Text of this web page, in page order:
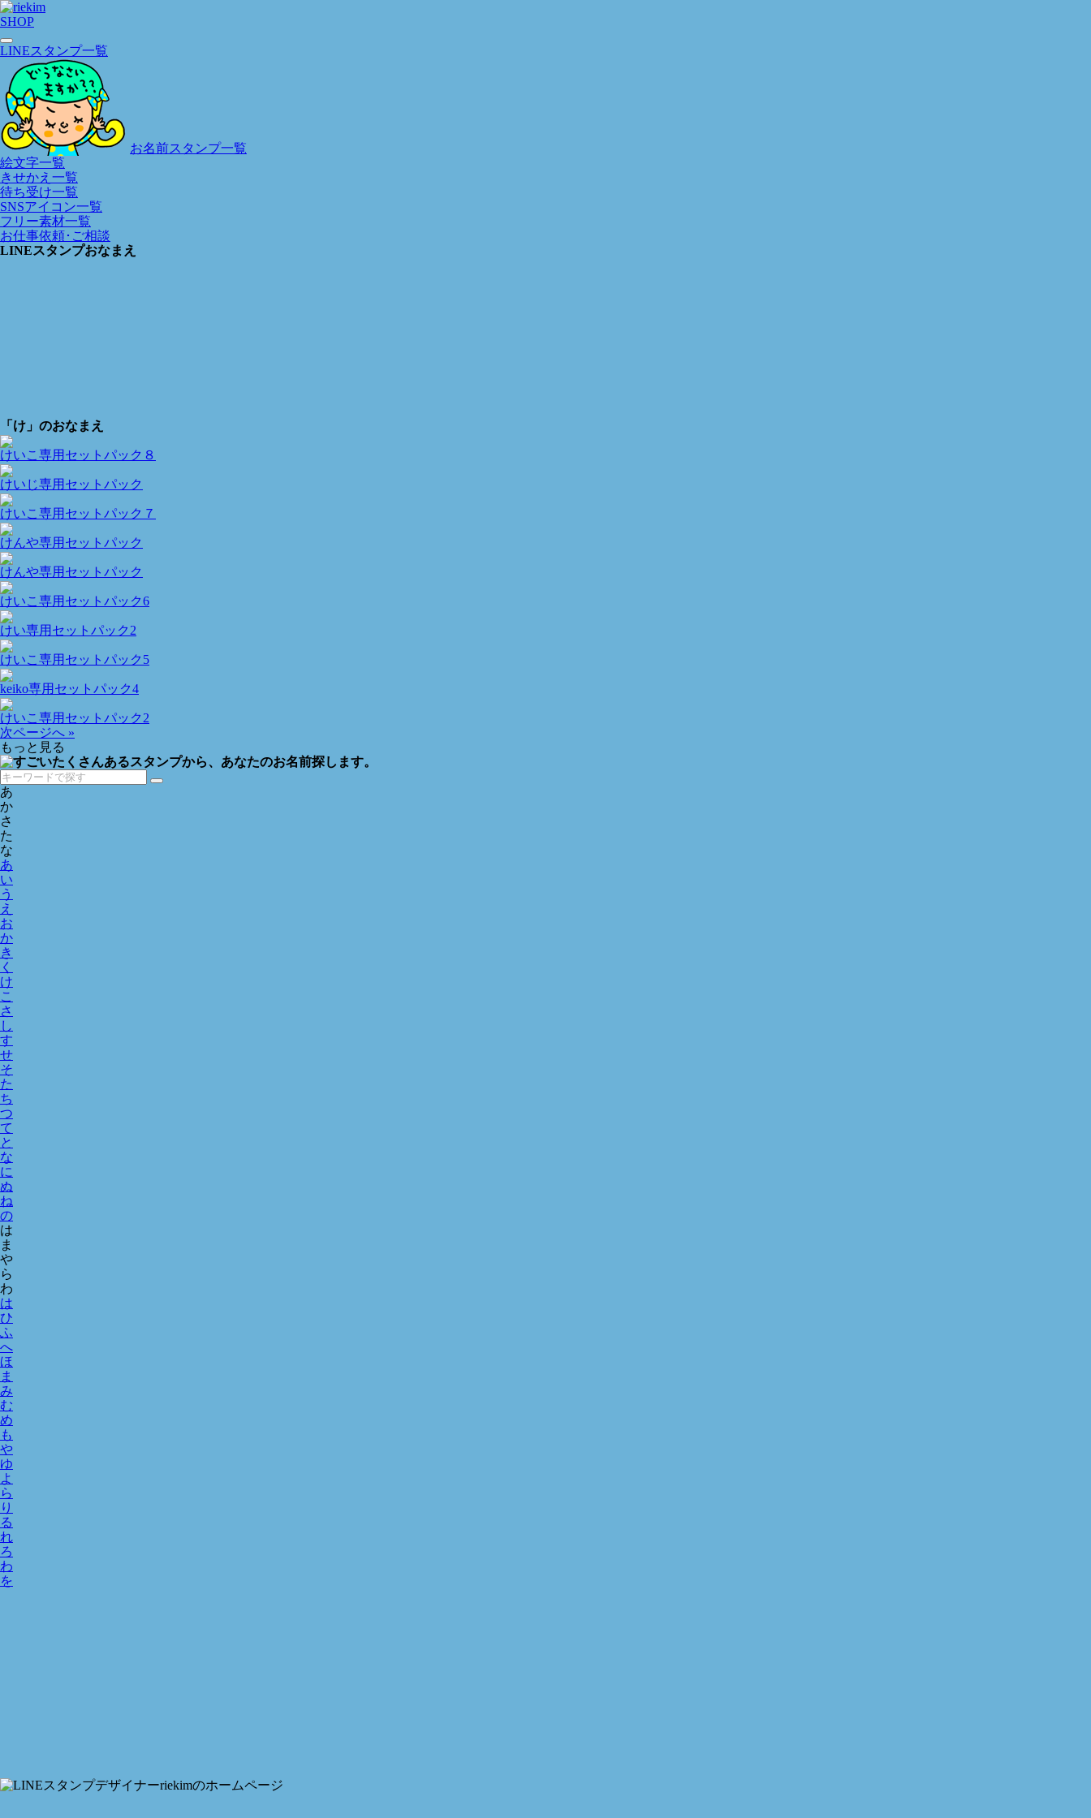
SHOP
LINEスタンプ一覧
お名前スタンプ一覧
絵文字一覧
きせかえ一覧
待ち受け一覧
SNSアイコン一覧
フリー素材一覧
お仕事依頼･ご相談
LINEスタンプおなまえ
「け」のおなまえ
けいこ専用セットパック８
けいじ専用セットパック
けいこ専用セットパック７
けんや専用セットパック
けんや専用セットパック
けいこ専用セットパック6
けい専用セットパック2
けいこ専用セットパック5
keiko専用セットパック4
けいこ専用セットパック2
次ページへ »
もっと見る
あ
か
さ
た
な
あ
い
う
え
お
か
き
く
け
こ
さ
し
す
せ
そ
た
ち
つ
て
と
な
に
ぬ
ね
の
は
ま
や
ら
わ
は
ひ
ふ
へ
ほ
ま
み
む
め
も
や
ゆ
よ
ら
り
る
れ
ろ
わ
を